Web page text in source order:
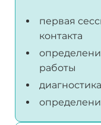
первая
контакта
работы